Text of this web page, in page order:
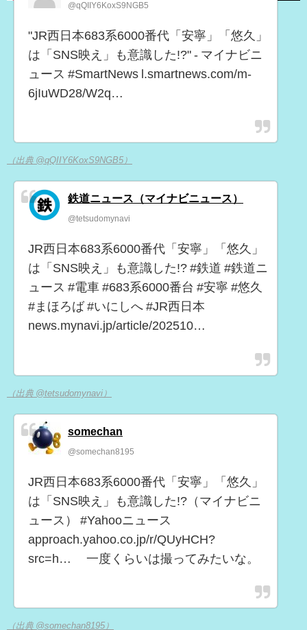
@qQIIY6KoxS9NGB5
"JR西日本683系6000番代「安寧」「悠久」
は「SNS映え」も意識した!?" - マイナビニ
ュース #SmartNews l.smartnews.com/m-
6jIuWD28/W2q…
（出典 @qQIIY6KoxS9NGB5）
鉄道ニュース（マイナビニュース）
@tetsudomynavi
JR西日本683系6000番代「安寧」「悠久」
は「SNS映え」も意識した!? #鉄道 #鉄道ニ
ュース #電車 #683系6000番台 #安寧 #悠久
#まほろば #いにしへ #JR西日本
news.mynavi.jp/article/202510…
（出典 @tetsudomynavi）
somechan
@somechan8195
JR西日本683系6000番代「安寧」「悠久」
は「SNS映え」も意識した!?（マイナビニ
ュース） #Yahooニュース
approach.yahoo.co.jp/r/QUyHCH?
src=h… 一度くらいは撮ってみたいな。
（出典 @somechan8195）